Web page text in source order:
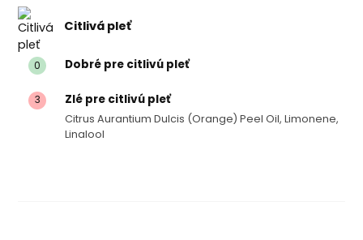
Citlivá pleť
0 Dobré pre citlivú pleť
3 Zlé pre citlivú pleť
Citrus Aurantium Dulcis (orange) Peel Oil, Limonene,
Linalool